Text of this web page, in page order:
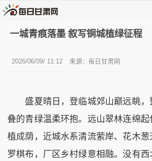
一城青痕落墨 叙写铜城植绿征程
2026/06/09/ 11:12 来源： 每日甘肃网
盛夏晴日，登临城郊山巅远眺，
叠的青绿温柔环抱。远山翠林连绵
植成荫，近城水系清流萦岸、花木葱
罗棋布，厂区乡村绿意相融。没有